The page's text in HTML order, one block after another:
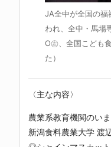
JA全中が全国の福
われ、全中・馬場
O㊧、全国こども
た）
〈主な内容〉
農業系教育機関
新潟食料農業大学 渡